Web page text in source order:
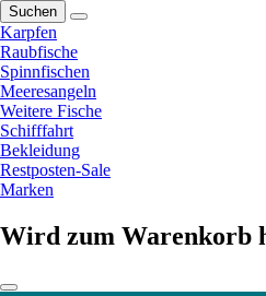
Suchen
Karpfen
Raubfische
Spinnfischen
Meeresangeln
Weitere Fische
Schifffahrt
Bekleidung
Restposten-Sale
Marken
Wird zum Warenkorb